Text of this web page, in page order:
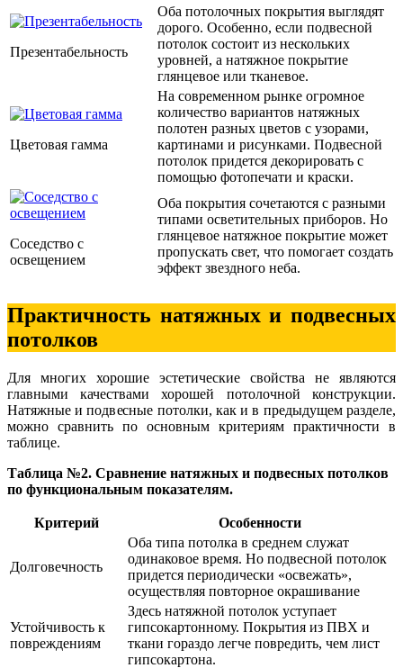
Презентабельность
Оба потолочных покрытия выглядят
дорого. Особенно, если подвесной
потолок состоит из нескольких
уровней, а натяжное покрытие
глянцевое или тканевое.
Цветовая гамма
На современном рынке огромное
количество вариантов натяжных
полотен разных цветов с узорами,
картинами и рисунками. Подвесной
потолок придется декорировать с
помощью фотопечати и краски.
Соседство с
освещением
Оба покрытия сочетаются с разными
типами осветительных приборов. Но
глянцевое натяжное покрытие может
пропускать свет, что помогает создать
эффект звездного неба.
Практичность натяжных и подвесных
потолков
Для многих хорошие эстетические свойства не являются
главными качествами хорошей потолочной конструкции.
Натяжные и подвесные потолки, как и в предыдущем разделе,
можно сравнить по основным критериям практичности в
таблице.
Таблица №2. Сравнение натяжных и подвесных потолков
по функциональным показателям.
Критерий Особенности
Долговечность
Оба типа потолка в среднем служат
одинаковое время. Но подвесной потолок
придется периодически «освежать»,
осуществляя повторное окрашивание
Устойчивость к
повреждениям
Здесь натяжной потолок уступает
гипсокартонному. Покрытия из ПВХ и
ткани гораздо легче повредить, чем лист
гипсокартона.